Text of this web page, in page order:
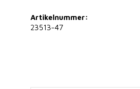
Artikelnummer:
23513-47